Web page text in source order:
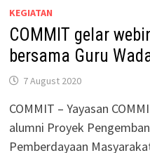
KEGIATAN
COMMIT gelar
bersama Guru
7 August 2020
COMMIT – Yayasan
alumni Proyek
Pemberdayaan